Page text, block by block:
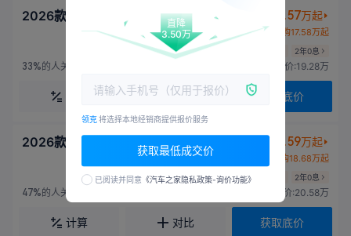
2026款 160长续航Ultra 15.57万起
新购17.58万起
国家补贴至高1.41万 2年0息
33%的人关注 指导价:19.28万
对比 获取底价
2026款 230超长续航Ultra 16.59万起
新购18.68万起
国家补贴至高1.49万 厂商至高减2.30万 2年0息
47%的人关注 指导价:20.58万
计算 对比 获取底价
直降
3.50万
领克将选择本地经销商提供报价服务
获取最低成交价
已阅读并同意 《汽车之家隐私政策-询价功能》